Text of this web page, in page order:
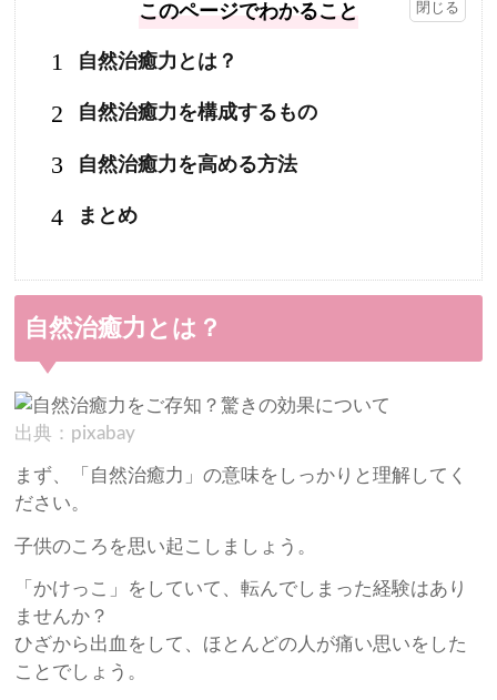
このページでわかること
1 自然治癒力とは？
2 自然治癒力を構成するもの
3 自然治癒力を高める方法
4 まとめ
自然治癒力とは？
出典：pixabay
まず、「自然治癒力」の意味をしっかりと理解してく
ださい。
子供のころを思い起こしましょう。
「かけっこ」をしていて、転んでしまった経験はあり
ませんか？
ひざから出血をして、ほとんどの人が痛い思いをした
ことでしょう。